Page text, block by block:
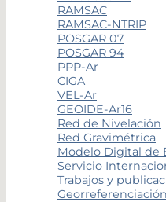
RAMSAC
RAMSAC-NTRIP
POSGAR 07
POSGAR 94
PPP-Ar
CIGA
VEL-Ar
GEOIDE-Ar16
Red de Nivelación
Red Gravimétrica
Modelo Digital de
Servicio
Trabajos y
Georreferenciación